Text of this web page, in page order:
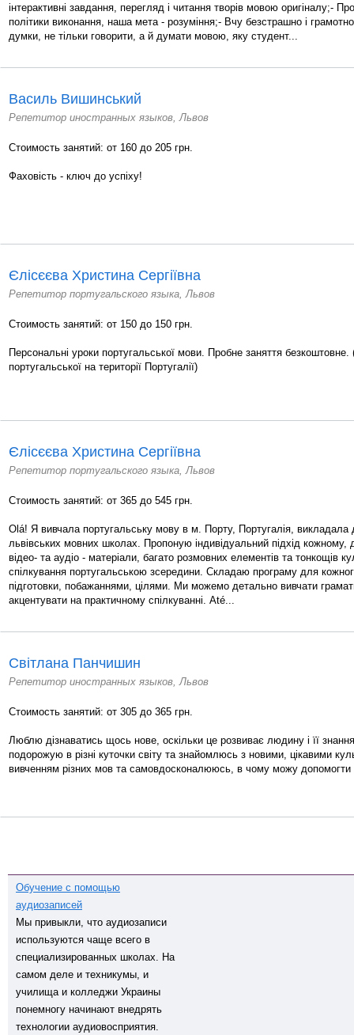
інтерактивні завдання, перегляд і читання творів мовою оригіналу;-
політики виконання, наша мета - розуміння;- Вчу безстрашно і
думки, не тільки говорити, а й думати мовою, яку студент...
Василь Вишинський
Репетитор иностранных языков, Львов
Стоимость занятий: от 160 до 205 грн.
Фаховість - ключ до успіху!
Єлісєєва Христина Сергіївна
Репетитор португальского языка, Львов
Стоимость занятий: от 150 до 150 грн.
Персональні уроки португальської мови. Пробне заняття безкоштовне.
португальської на території Португалії)
Єлісєєва Христина Сергіївна
Репетитор португальского языка, Львов
Стоимость занятий: от 365 до 545 грн.
Olá! Я вивчала португальську мову в м. Порту, Португалія, викладала
львівських мовних школах. Пропоную індивідуальний підхід кожному,
відео- та аудіо - матеріали, багато розмовних елементів та тонкощів
спілкування португальською зсередини. Складаю програму для
підготовки, побажаннями, цілями. Ми можемо детально вивчати
акцентувати на практичному спілкуванні. Até...
Світлана Панчишин
Репетитор иностранных языков, Львов
Стоимость занятий: от 305 до 365 грн.
Люблю дізнаватись щось нове, оскільки це розвиває людину і її
подорожую в різні куточки світу та знайомлюсь з новими, цікавими
вивченням різних мов та самовдосконалююсь, в чому можу допомогти
Обучение с помощью
аудиозаписей
Мы привыкли, что аудиозаписи
используются чаще всего в
специализированных школах. На
самом деле и техникумы, и
училища и колледжи Украины
понемногу начинают внедрять
технологии аудиовосприятия.